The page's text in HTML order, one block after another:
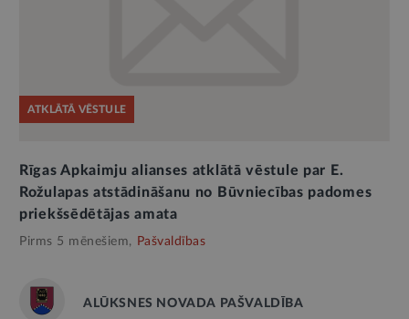
ATKLĀTĀ VĒSTULE
Rīgas Apkaimju alianses atklātā vēstule par E.
Rožulapas atstādināšanu no Būvniecības padomes
priekšsēdētājas amata
Pirms 5 mēnešiem, Pašvaldības
ALŪKSNES NOVADA PAŠVALDĪBA